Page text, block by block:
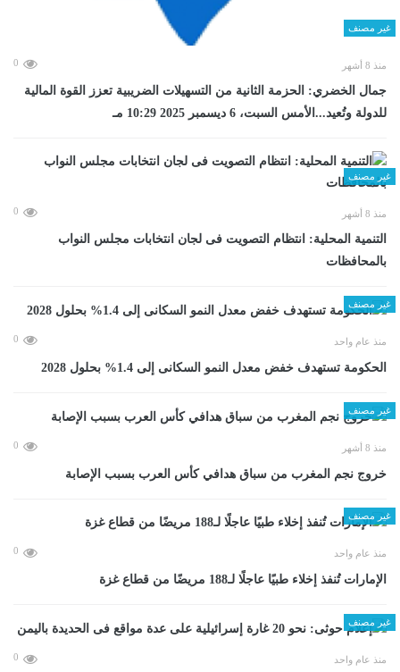
غير مصنف
منذ 8 أشهر 0
جمال الخضري: الحزمة الثانية من التسهيلات الضريبية تعزز القوة المالية
للدولة وتُعيد...الأمس السبت، 6 ديسمبر 2025 10:29 مـ
غير مصنف
منذ 8 أشهر 0
التنمية المحلية: انتظام التصويت فى لجان انتخابات مجلس النواب
بالمحافظات
غير مصنف
منذ عام واحد 0
الحكومة تستهدف خفض معدل النمو السكانى إلى 1.4% بحلول 2028
غير مصنف
منذ 8 أشهر 0
خروج نجم المغرب من سباق هدافي كأس العرب بسبب الإصابة
غير مصنف
منذ عام واحد 0
الإمارات تُنفذ إخلاء طبيًا عاجلًا لـ188 مريضًا من قطاع غزة
غير مصنف
منذ عام واحد 0